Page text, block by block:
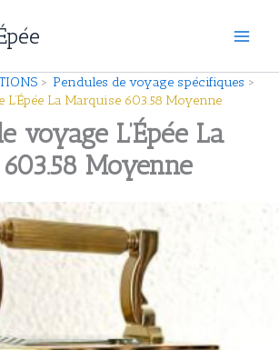
Pendules de voyage spécifiques
La Marquise 603.58 Moyenne
voyage L’Épée La
Moyenne